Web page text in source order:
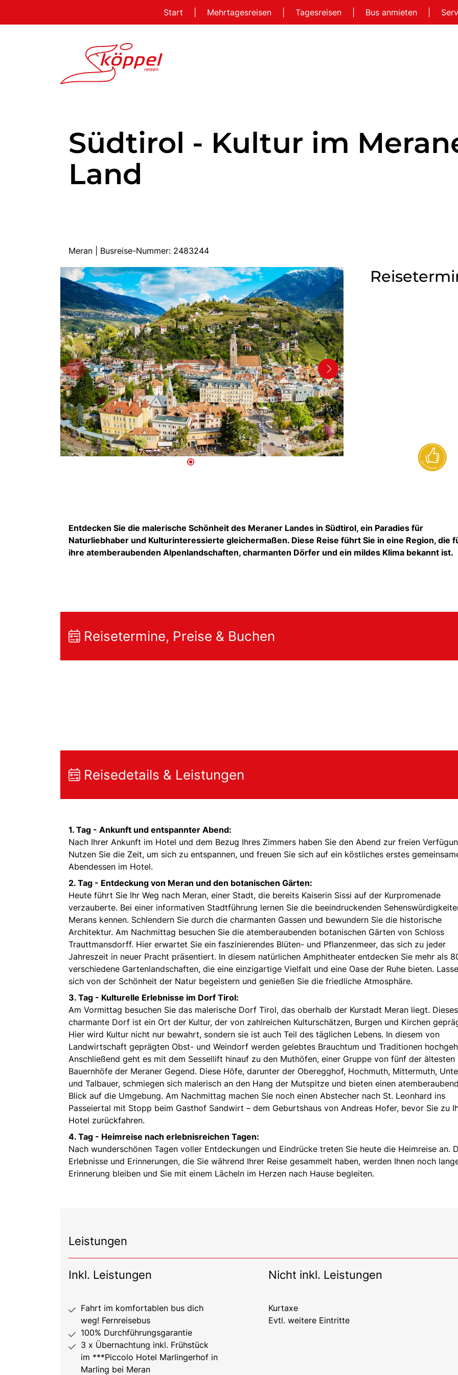
Start Mehrtagesreisen Tagesreisen Bus anmieten
Südtirol - Kultur im
Land
Meran | Busreise-Nummer: 2483244
Entdecken Sie die malerische Schönheit des Meraner Landes in Südtirol, ein Paradies für
Naturliebhaber und Kulturinteressierte gleichermaßen. Diese Reise führt Sie in eine Region, die
ihre atemberaubenden Alpenlandschaften, charmanten Dörfer und ein mildes Klima bekannt ist.
Reisetermine, Preise & Buchen
Reisedetails & Leistungen
1. Tag - Ankunft und entspannter Abend:
Nach Ihrer Ankunft im Hotel und dem Bezug Ihres Zimmers haben Sie den Abend zur freien
Nutzen Sie die Zeit, um sich zu entspannen, und freuen Sie sich auf ein köstliches erstes
Abendessen im Hotel.
2. Tag - Entdeckung von Meran und den botanischen Gärten:
Heute führt Sie Ihr Weg nach Meran, einer Stadt, die bereits Kaiserin Sissi auf der Kurpromenade
verzauberte. Bei einer informativen Stadtführung lernen Sie die beeindruckenden
Merans kennen. Schlendern Sie durch die charmanten Gassen und bewundern Sie die historische
Architektur. Am Nachmittag besuchen Sie die atemberaubenden botanischen Gärten von Schloss
Trauttmansdorff. Hier erwartet Sie ein faszinierendes Blüten- und Pflanzenmeer, das sich zu jeder
Jahreszeit in neuer Pracht präsentiert. In diesem natürlichen Amphitheater entdecken Sie mehr als
verschiedene Gartenlandschaften, die eine einzigartige Vielfalt und eine Oase der Ruhe bieten.
sich von der Schönheit der Natur begeistern und genießen Sie die friedliche Atmosphäre.
3. Tag - Kulturelle Erlebnisse im Dorf Tirol:
Am Vormittag besuchen Sie das malerische Dorf Tirol, das oberhalb der Kurstadt Meran liegt. Dieses
charmante Dorf ist ein Ort der Kultur, der von zahlreichen Kulturschätzen, Burgen und Kirchen
Hier wird Kultur nicht nur bewahrt, sondern sie ist auch Teil des täglichen Lebens. In diesem von
Landwirtschaft geprägten Obst- und Weindorf werden gelebtes Brauchtum und Traditionen
Anschließend geht es mit dem Sessellift hinauf zu den Muthöfen, einer Gruppe von fünf der ältesten
Bauernhöfe der Meraner Gegend. Diese Höfe, darunter der Oberegghof, Hochmuth, Mittermuth,
und Talbauer, schmiegen sich malerisch an den Hang der Mutspitze und bieten einen
Blick auf die Umgebung. Am Nachmittag machen Sie noch einen Abstecher nach St. Leonhard ins
Passeiertal mit Stopp beim Gasthof Sandwirt – dem Geburtshaus von Andreas Hofer, bevor Sie zu
Hotel zurückfahren.
4. Tag - Heimreise nach erlebnisreichen Tagen:
Nach wunderschönen Tagen voller Entdeckungen und Eindrücke treten Sie heute die Heimreise an.
Erlebnisse und Erinnerungen, die Sie während Ihrer Reise gesammelt haben, werden Ihnen noch
Erinnerung bleiben und Sie mit einem Lächeln im Herzen nach Hause begleiten.
Leistungen
Inkl. Leistungen
Fahrt im komfortablen bus dich
weg! Fernreisebus
100% Durchführungsgarantie
3 x Übernachtung inkl. Frühstück
im ***Piccolo Hotel Marlingerhof in
Marling bei Meran
Nicht inkl. Leistungen
Kurtaxe
Evtl. weitere Eintritte